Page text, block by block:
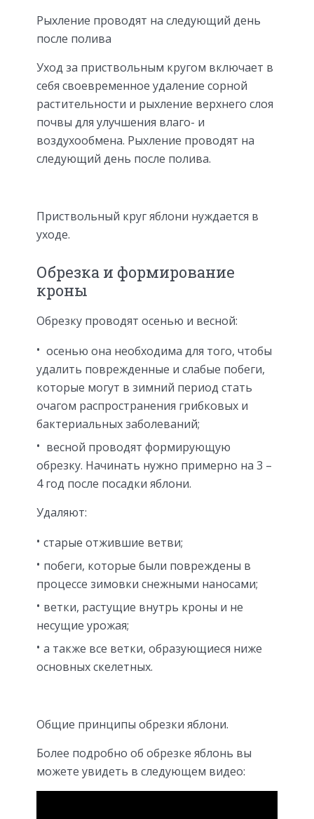
Рыхление проводят на следующий день
после полива
Уход за приствольным кругом включает в
себя своевременное удаление сорной
растительности и рыхление верхнего слоя
почвы для улучшения влаго- и
воздухообмена. Рыхление проводят на
следующий день после полива.
Приствольный круг яблони нуждается в
уходе.
Обрезка и формирование
кроны
Обрезку проводят осенью и весной:
осенью она необходима для того, чтобы
удалить поврежденные и слабые побеги,
которые могут в зимний период стать
очагом распространения грибковых и
бактериальных заболеваний;
весной проводят формирующую
обрезку. Начинать нужно примерно на 3 –
4 год после посадки яблони.
Удаляют:
старые отжившие ветви;
побеги, которые были повреждены в
процессе зимовки снежными наносами;
ветки, растущие внутрь кроны и не
несущие урожая;
а также все ветки, образующиеся ниже
основных скелетных.
Общие принципы обрезки яблони.
Более подробно об обрезке яблонь вы
можете увидеть в следующем видео: